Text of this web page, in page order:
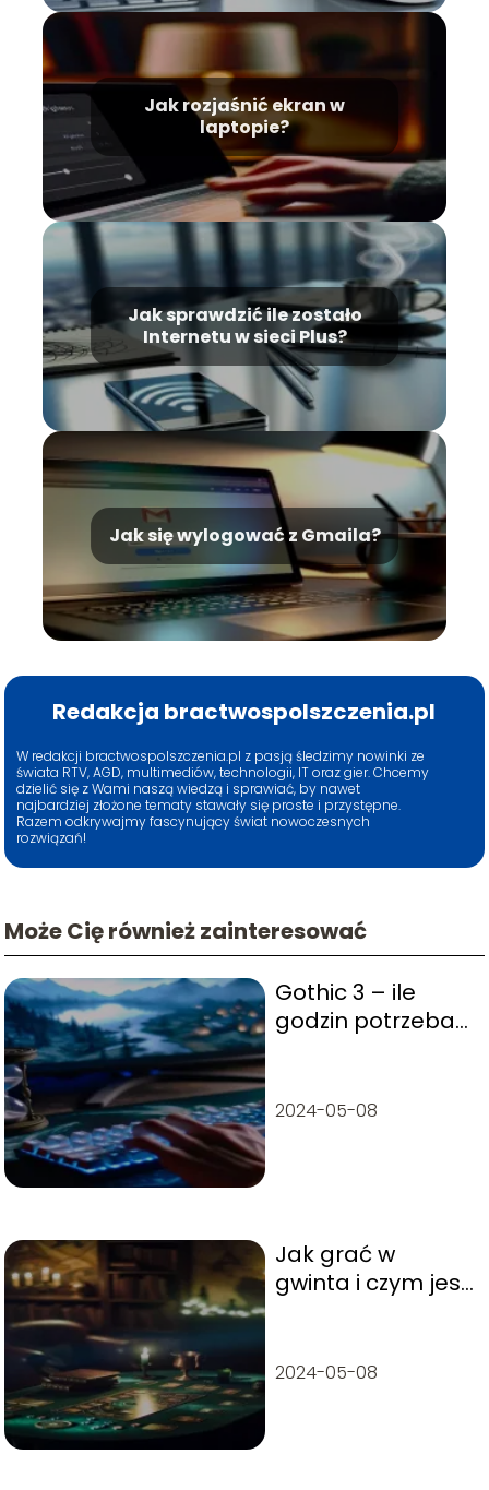
Jak rozjaśnić ekran w
laptopie?
Jak sprawdzić ile zostało
Internetu w sieci Plus?
Jak się wylogować z Gmaila?
Redakcja bractwospolszczenia.pl
W redakcji bractwospolszczenia.pl z pasją śledzimy nowinki ze
świata RTV, AGD, multimediów, technologii, IT oraz gier. Chcemy
dzielić się z Wami naszą wiedzą i sprawiać, by nawet
najbardziej złożone tematy stawały się proste i przystępne.
Razem odkrywajmy fascynujący świat nowoczesnych
rozwiązań!
Może Cię również zainteresować
Gothic 3 – ile
godzin potrzeba
2024-05-08
Jak grać w
gwinta i czym jest
2024-05-08